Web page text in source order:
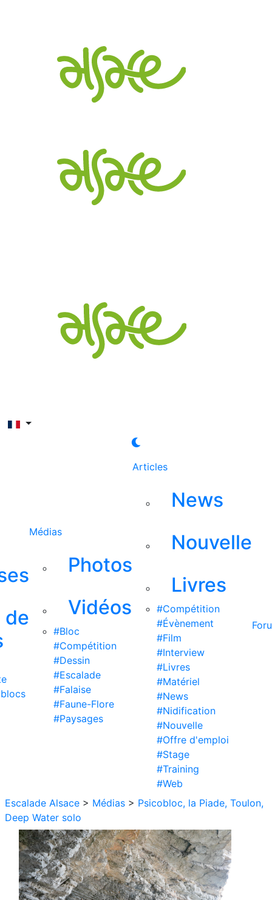
de
Médias
Photos
Vidéos
#Bloc
#Compétition
#Dessin
#Escalade
#Falaise
#Faune-Flore
#Paysages
Articles
News
Nouvelle
Livres
#Compétition
#Évènement
#Film
#Interview
#Livres
#Matériel
#News
#Nidification
#Nouvelle
#Offre d'emploi
#Stage
#Training
#Web
Escalade Alsace > Médias > Psicobloc, la Piade, Toulon,
Deep Water solo